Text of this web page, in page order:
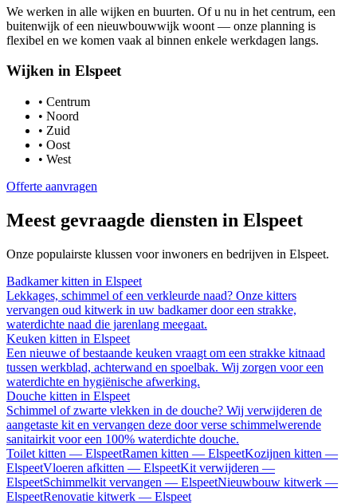
We werken in alle wijken en buurten. Of u nu in het centrum, een
buitenwijk of een nieuwbouwwijk woont — onze planning is
flexibel en we komen vaak al binnen enkele werkdagen langs.
Wijken in Elspeet
• Centrum
• Noord
• Zuid
• Oost
• West
Offerte aanvragen
Meest gevraagde diensten in Elspeet
Onze populairste klussen voor inwoners en bedrijven in Elspeet.
Badkamer kitten in Elspeet
Lekkages, schimmel of een verkleurde naad? Onze kitters
vervangen oud kitwerk in uw badkamer door een strakke,
waterdichte naad die jarenlang meegaat.
Keuken kitten in Elspeet
Een nieuwe of bestaande keuken vraagt om een strakke kitnaad
tussen werkblad, achterwand en spoelbak. Wij zorgen voor een
waterdichte en hygiënische afwerking.
Douche kitten in Elspeet
Schimmel of zwarte vlekken in de douche? Wij verwijderen de
aangetaste kit en vervangen deze door verse schimmelwerende
sanitairkit voor een 100% waterdichte douche.
Toilet kitten — ElspeetRamen kitten — ElspeetKozijnen kitten —
ElspeetVloeren afkitten — ElspeetKit verwijderen —
ElspeetSchimmelkit vervangen — ElspeetNieuwbouw kitwerk —
ElspeetRenovatie kitwerk — Elspeet